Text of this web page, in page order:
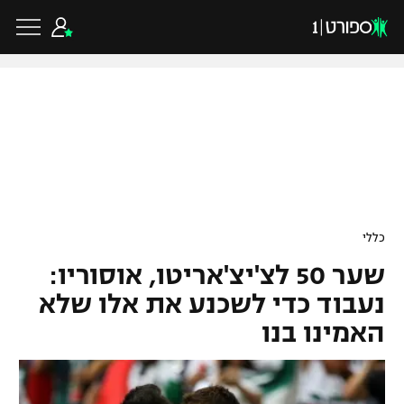
גביע הטוטו
ליגיונרים
גביע המדינה
ליגת האלופות
ליגה אירופית
ליגה אנגלית
כדורסל ישראלי
ליגת ווינר סל
ליגה לאומית
כדורסל עולמי
NBA
כללי
שער 50 לצ'יצ'אריטו, אוסוריו:
נעבוד כדי לשכנע את אלו שלא
האמינו בנו